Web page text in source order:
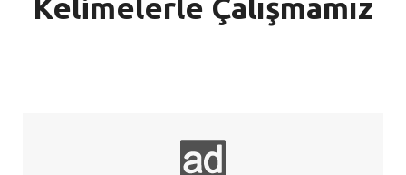
Kelimelerle Çalışmamız